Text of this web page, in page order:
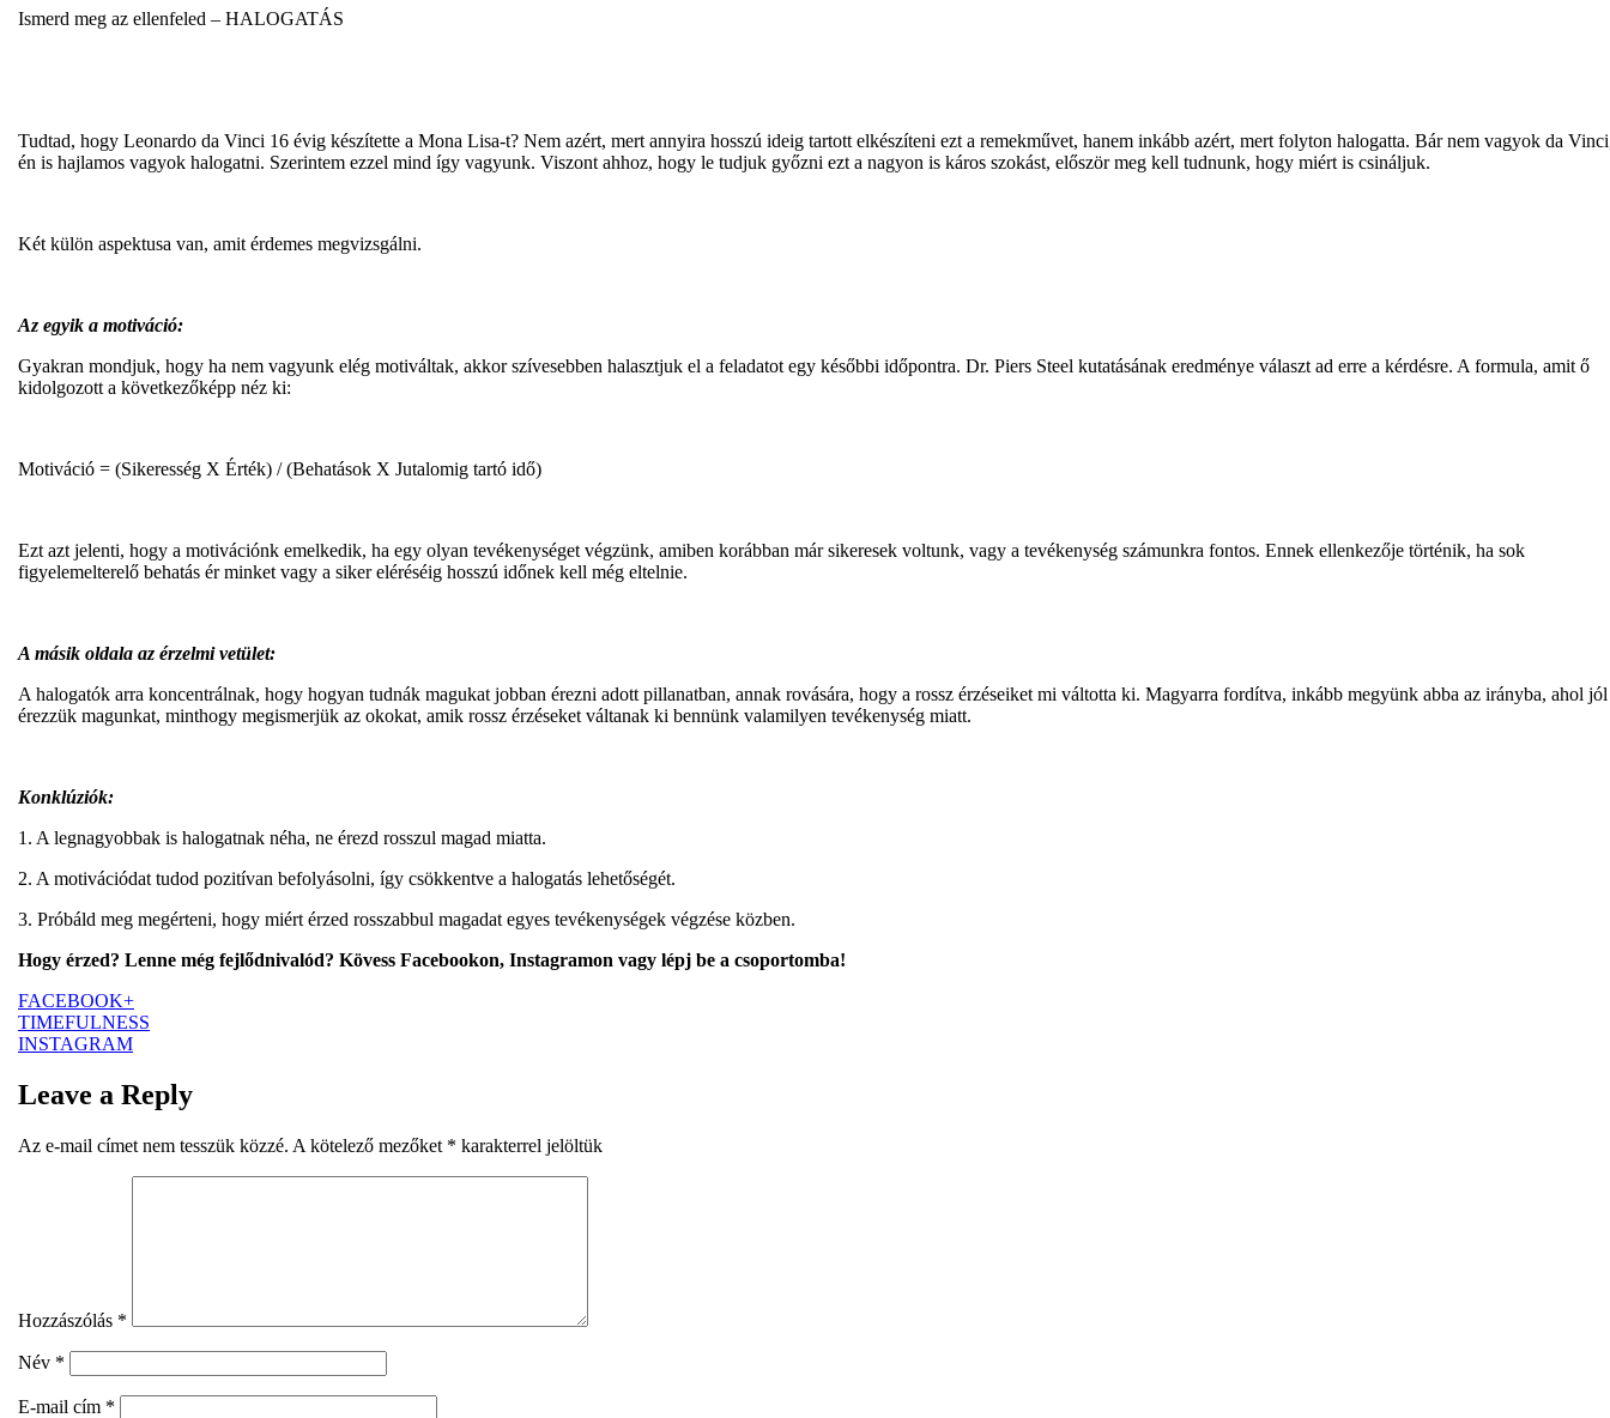
Ismerd meg az ellenfeled – HALOGATÁS
Tudtad, hogy Leonardo da Vinci 16 évig készítette a Mona Lisa-t? Nem azért, mert annyira hosszú ideig tartott elkészíteni ezt a remekművet, hanem inkább azért, mert folyton halogatta. Bár nem vagyok da
én is hajlamos vagyok halogatni. Szerintem ezzel mind így vagyunk. Viszont ahhoz, hogy le tudjuk győzni ezt a nagyon is káros szokást, először meg kell tudnunk, hogy miért is csináljuk.
Két külön aspektusa van, amit érdemes megvizsgálni.
Az egyik a motiváció:
Gyakran mondjuk, hogy ha nem vagyunk elég motiváltak, akkor szívesebben halasztjuk el a feladatot egy későbbi időpontra. Dr. Piers Steel kutatásának eredménye választ ad erre a kérdésre. A formula, amit ő
kidolgozott a következőképp néz ki:
Motiváció = (Sikeresség X Érték) / (Behatások X Jutalomig tartó idő)
Ezt azt jelenti, hogy a motivációnk emelkedik, ha egy olyan tevékenységet végzünk, amiben korábban már sikeresek voltunk, vagy a tevékenység számunkra fontos. Ennek ellenkezője történik, ha sok
figyelemelterelő behatás ér minket vagy a siker eléréséig hosszú időnek kell még eltelnie.
A másik oldala az érzelmi vetület:
A halogatók arra koncentrálnak, hogy hogyan tudnák magukat jobban érezni adott pillanatban, annak rovására, hogy a rossz érzéseiket mi váltotta ki. Magyarra fordítva, inkább megyünk abba az irányba, ahol jól
érezzük magunkat, minthogy megismerjük az okokat, amik rossz érzéseket váltanak ki bennünk valamilyen tevékenység miatt.
Konklúziók:
1. A legnagyobbak is halogatnak néha, ne érezd rosszul magad miatta.
2. A motivációdat tudod pozitívan befolyásolni, így csökkentve a halogatás lehetőségét.
3. Próbáld meg megérteni, hogy miért érzed rosszabbul magadat egyes tevékenységek végzése közben.
Hogy érzed? Lenne még fejlődnivalód? Kövess Facebookon, Instagramon vagy lépj be a csoportomba!
FACEBOOK+
TIMEFULNESS
INSTAGRAM
Leave a Reply
Az e-mail címet nem tesszük közzé. A kötelező mezőket * karakterrel jelöltük
Hozzászólás *
Név *
E-mail cím *